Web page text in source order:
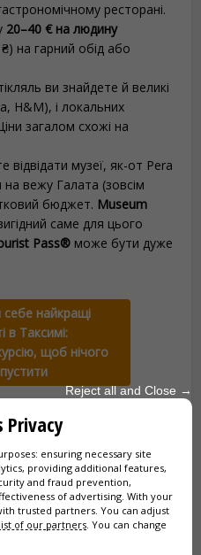
ресторані.
20–40 € на людину
) на гарний обід або
ви знайдете й великі
H&M), і локальних
загалом схожі на
відвідати музеї, як-от Pera
вежу Галата (зовсім
бюджет. Museum
саме для цього
Pass® може бути дуже
себе найкращі
в Таксимі:
щоб нічого
бронювання
без квитків, завчасне
може повністю змінити
Reject all and Close →
Privacy
ensuring necessary site
providing additional features,
and fraud prevention,
of advertising. With your
trusted partners. You can adjust
list of our partners. You can change